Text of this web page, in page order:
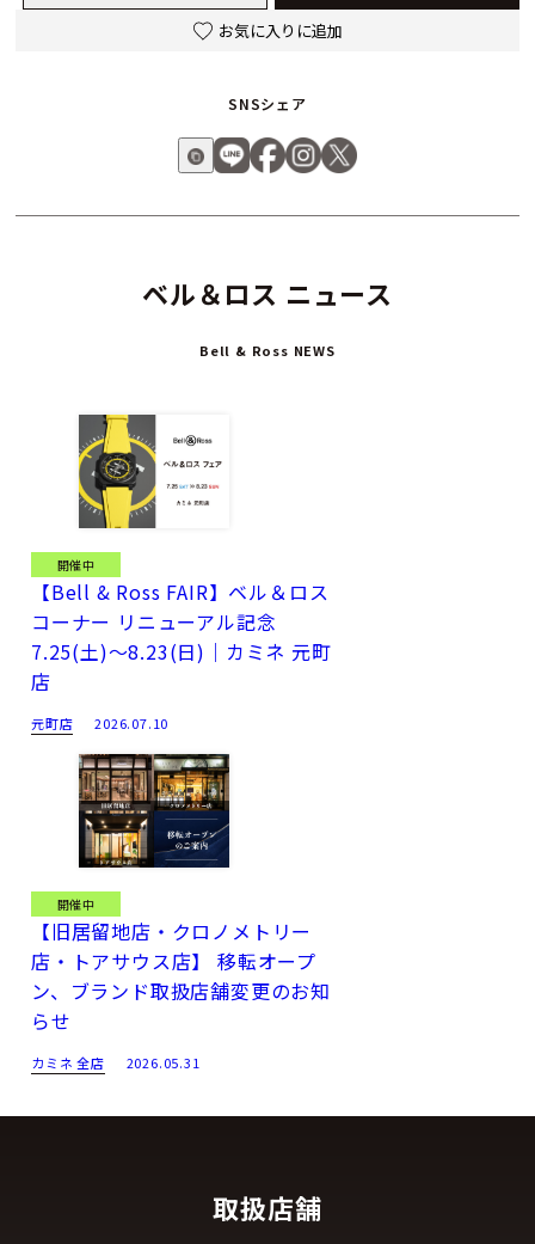
ベル＆ロス ニュース
Bell & Ross NEWS
開催中
【Bell & Ross FAIR】ベル＆ロス
コーナー リニューアル記念
7.25(土)～8.23(日)｜カミネ 元町
店
元町店 2026.07.10
開催中
【旧居留地店・クロノメトリー
店・トアサウス店】 移転オープ
ン、ブランド取扱店舗変更のお知
らせ
カミネ 全店 2026.05.31
お気に入りに追加
SNSシェア
取扱店舗